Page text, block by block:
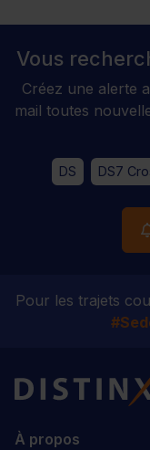
Vous
Créez une alerte
mail toutes
DS DS7
Pour les trajets
À propos